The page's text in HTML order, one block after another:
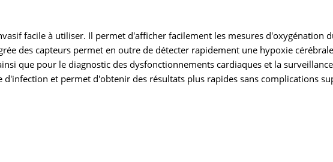
facile à utiliser. Il permet d'afficher facilement les mesures d'oxygénation
des capteurs permet en outre de détecter rapidement une hypoxie
que pour le diagnostic des dysfonctionnements cardiaques et la
et permet d'obtenir des résultats plus rapides sans complications